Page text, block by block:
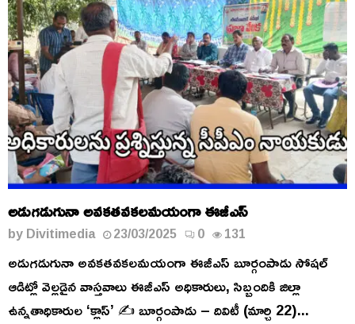
అడుగడుగునా అవకతవకలమయంగా ఈజీఎస్
byDivitimedia 23/03/2025 0 131
అడుగడుగునా అవకతవకలమయంగా ఈజీఎస్ బూర్గంపాడు సోషల్
ఆడిట్లో వెల్లడైన వాస్తవాలు ఈజీఎస్ అధికారులు, సిబ్బందికి జిల్లా
ఉన్నతాధికారుల ‘క్లాస్’ ✍️ బూర్గంపాడు – దివిటీ (మార్చి 22)...